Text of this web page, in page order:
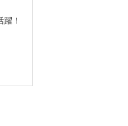
！